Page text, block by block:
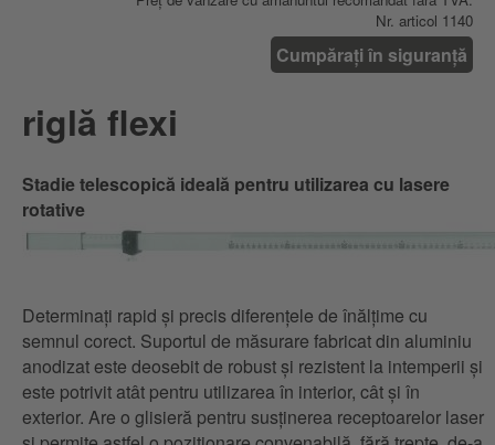
Nr. articol 1140
Cumpărați în siguranță
riglă flexi
Stadie telescopică ideală pentru utilizarea cu lasere
rotative
Determinați rapid și precis diferențele de înălțime cu
semnul corect. Suportul de măsurare fabricat din aluminiu
anodizat este deosebit de robust și rezistent la intemperii și
este potrivit atât pentru utilizarea în interior, cât și în
exterior. Are o glisieră pentru susținerea receptoarelor laser